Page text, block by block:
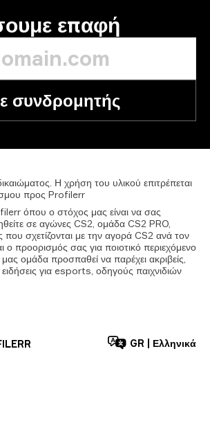
επαφή
συνδρομητής
Η χρήση του υλικού επιτρέπεται
προς Profilerr
όπου ο στόχος μας είναι να σας
σε αγώνες CS2, ομάδα CS2 PRO,
που σχετίζονται με την αγορά CS2 ανά τον
ο προορισμός σας για ποιοτικό περιεχόμενο
ομάδα προσπαθεί να παρέχει ακριβείς,
ειδήσεις για esports, οδηγούς παιχνιδιών
GR Ελληνικά